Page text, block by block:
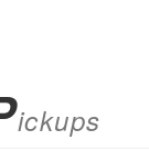
ickups